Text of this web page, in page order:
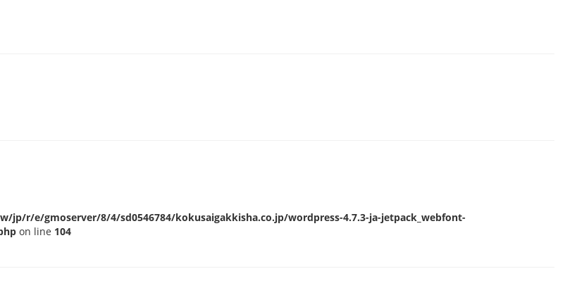
jp/r/e/gmoserver/8/4/sd0546784/kokusaigakkisha.co.jp/wordpress-4.7.3-ja-jetpack_webfont-
on line 104